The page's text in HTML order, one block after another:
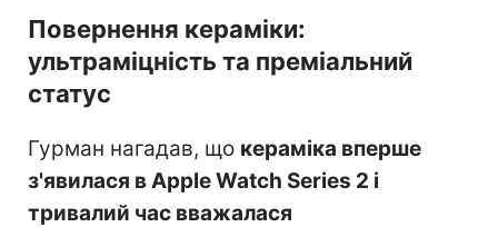
Повернення кераміки:
ультраміцність та преміальний
статус
Гурман нагадав, що кераміка вперше
з'явилася в Apple Watch Series 2 і
тривалий час вважалася